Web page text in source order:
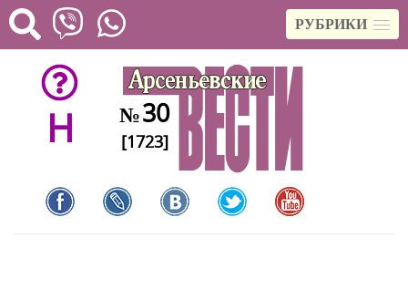
РУБРИКИ
H №30
[1723]